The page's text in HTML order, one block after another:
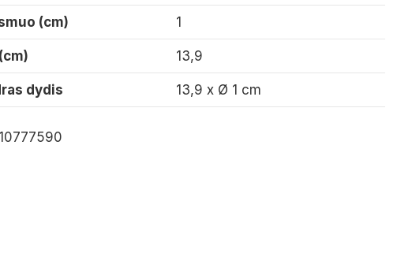
(cm) 1
13,9
dydis 13,9 x Ø 1 cm
10777590